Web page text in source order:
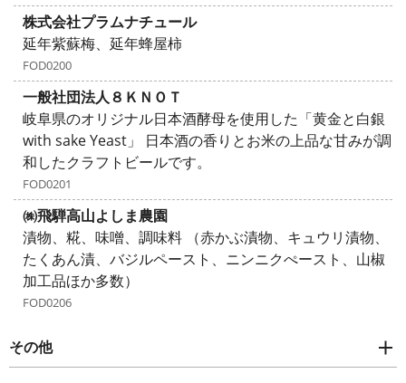
株式会社プラムナチュール
延年紫蘇梅、延年蜂屋柿
FOD0200
一般社団法人８ＫＮＯＴ
岐阜県のオリジナル日本酒酵母を使用した「黄金と白銀
with sake Yeast」 日本酒の香りとお米の上品な甘みが調
和したクラフトビールです。
FOD0201
㈱飛騨高山よしま農園
漬物、糀、味噌、調味料 （赤かぶ漬物、キュウリ漬物、
たくあん漬、バジルペースト、ニンニクぺースト、山椒
加工品ほか多数）
FOD0206
その他